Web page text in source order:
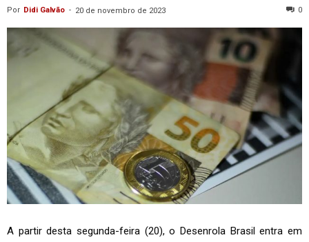
Por Didi Galvão - 20 de novembro de 2023 0
A partir desta segunda-feira (20), o Desenrola Brasil entra em